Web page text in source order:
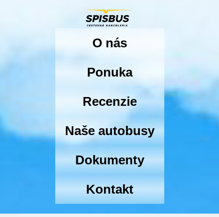
O nás
Ponuka
Recenzie
Naše autobusy
Dokumenty
Kontakt